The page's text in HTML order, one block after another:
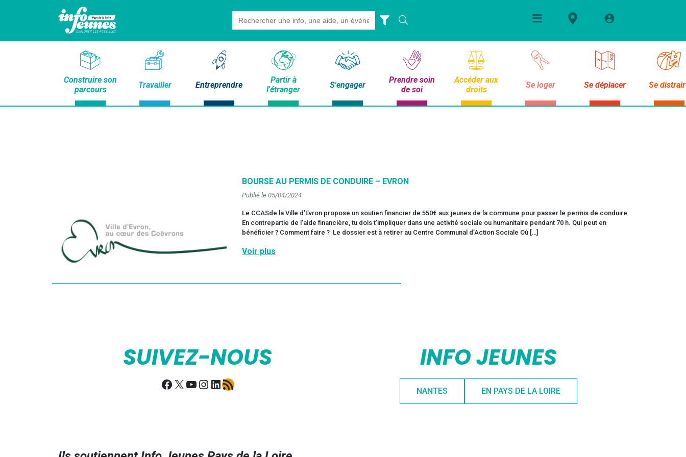
Search
for:
Construire son
parcours
Travailler Entreprendre
Partir à
l'étranger
S'engager
Prendre soin
de soi
Accéder aux
droits
Se loger Se déplacer Se
BOURSE AU PERMIS DE CONDUIRE – EVRON
Publié le 05/04/2024
Le CCASde la Ville d’Evron propose un soutien financier de 550€ aux jeunes de la commune pour passer le permis de conduire.
En contrepartie de l’aide financière, tu dois t’impliquer dans une activité sociale ou humanitaire pendant 70 h. Qui peut en
bénéficier ? Comment faire ? Le dossier est à retirer au Centre Communal d’Action Sociale Où […]
Voir plus
SUIVEZ-NOUS
Facebook
X YouTube
Instagram
LinkedIn
Flux RSS
INFO JEUNES
NANTES EN PAYS DE LA LOIRE